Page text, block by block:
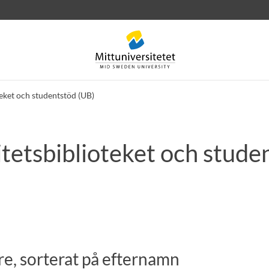
och studentstöd (UB)
Personal Lediga jobb
och
sorterat på efternamn